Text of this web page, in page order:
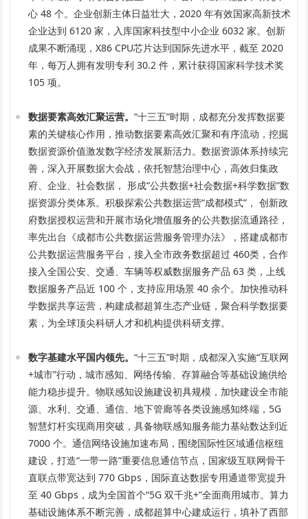
心 48 个。企业创新主体日益壮大，2020 年有效国家高新技术
企业达到 6120 家，入库国家科技型中小企业 6032 家。创新
成果不断涌现，X86 CPU芯片达到国际先进水平，截至 2020
年，每万人拥有发明专利 30.2 件，累计获得国家科学技术奖
105 项。
数据要素高效汇聚运营。“十三五”时期，成都充分发挥数据要
素的关键核心作用，推动数据要素高效汇聚和有序流动，挖掘
数据资源价值激发数字经济发展新活力。数据资源体系持续完
善，深入开展数据大会战，依托智慧治理中心，高效归集政
府、企业、社会数据， 形成“公共数据+社会数据+科学数据”数
据资源分类体系。积极探索公共数据运营“成都模式”， 创新政
府数据授权运营和开展市场化增值服务的公共数据流通路径，
率先出台《成都市公共数据运营服务管理办法》，搭建成都市
公共数据运营服务平台，接入全市政务数据超过 460类，合作
接入全国公安、交通、车辆等权威数据服务产品 63 类，上线
数据服务产品近 100 个，支持应用场景 40 余个。加快推动科
学数据共享运营，构建成都超算生态产业链，聚合科学数据要
素，为全球顶尖科研人才和机构提供科研支撑。
数字基建水平国内领先。“十三五”时期，成都深入实施“互联网
+城市”行动，城市感知、网络传输、存算融合等基础设施供给
能力稳步提升。物联感知设施建设初具规模，加快建设全市能
源、水利、交通、通信、地下管廊等各类设施感知终端，5G
智慧灯杆实现商用突破，具备物联感知服务能力基站数达到近
7000 个。通信网络设施加速布局，围绕国际性区域通信枢纽
建设，打造“一带一路”重要信息通信节点，国家级互联网骨干
直联点带宽达到 770 Gbps，国际直达数据专用通道带宽提升
至 40 Gbps，成为全国首个“5G 双千兆+”全面商用城市。算力
基础设施体系不断完善，成都超算中心建成运行，填补了西部